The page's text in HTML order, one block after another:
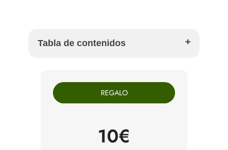
Tabla de contenidos
Maresme
Cuándo suele ser la mejor temporada de los
guisantes del Maresme
Cómo cocinar los guisantes del Maresme sin
REGALO
10€